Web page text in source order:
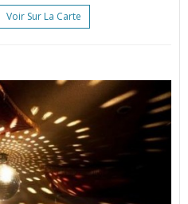
Voir Sur La Carte